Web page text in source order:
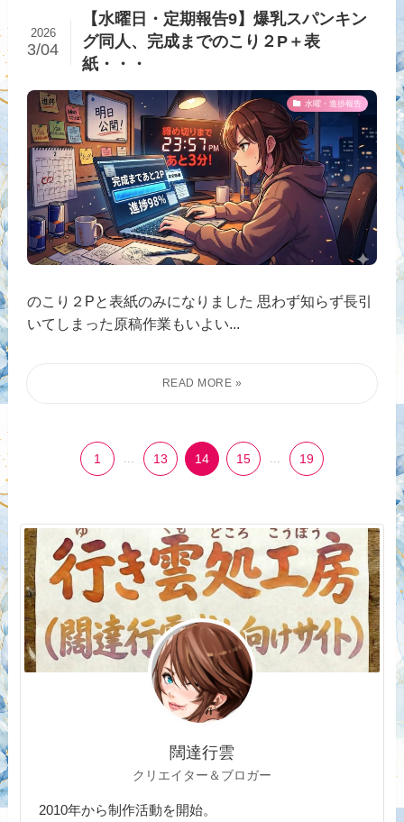
【水曜日・定期報告9】爆乳スパンキン
グ同人、完成までのこり２P＋表
紙・・・
2026
3/04
水曜・進捗報告
のこり２Pと表紙のみになりました 思わず知らず長引
いてしまった原稿作業もいよい...
1 ... 13 14 15 ... 19
闊達行雲
クリエイター＆ブロガー
2010年から制作活動を開始。